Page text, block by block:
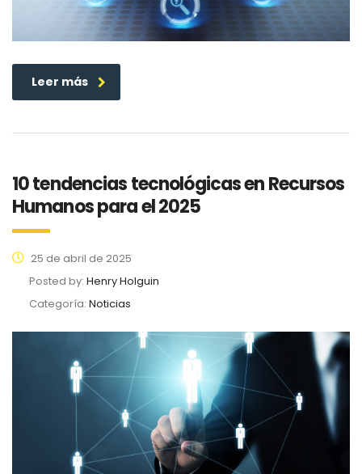
Leer más
10 tendencias tecnológicas en Recursos
Humanos para el 2025
25 de abril de 2025
Posted by: Henry Holguin
Categoría: Noticias